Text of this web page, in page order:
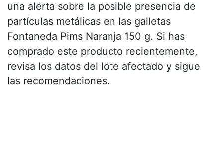
una alerta sobre la posible presencia de
partículas metálicas en las galletas
Fontaneda Pims Naranja 150 g. Si has
comprado este producto recientemente,
revisa los datos del lote afectado y sigue
las recomendaciones.